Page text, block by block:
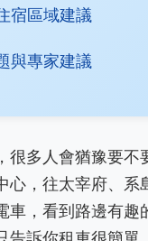
宿區域建議
與專家建議
很多人會猶豫要
心，往太宰府、
車，看到路邊有